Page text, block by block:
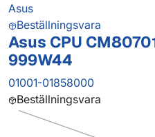
Asus
Beställningsvara
Asus CPU
999W44
01001-01858000
Beställningsvara